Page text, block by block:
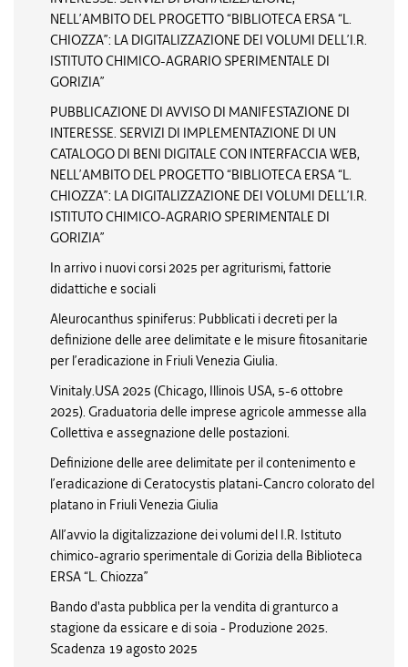
NELL’AMBITO DEL PROGETTO “BIBLIOTECA ERSA “L.
CHIOZZA”: LA DIGITALIZZAZIONE DEI VOLUMI DELL’I.R.
ISTITUTO CHIMICO-AGRARIO SPERIMENTALE DI
GORIZIA”
PUBBLICAZIONE DI AVVISO DI MANIFESTAZIONE DI
INTERESSE. SERVIZI DI IMPLEMENTAZIONE DI UN
CATALOGO DI BENI DIGITALE CON INTERFACCIA WEB,
NELL’AMBITO DEL PROGETTO “BIBLIOTECA ERSA “L.
CHIOZZA”: LA DIGITALIZZAZIONE DEI VOLUMI DELL’I.R.
ISTITUTO CHIMICO-AGRARIO SPERIMENTALE DI
GORIZIA”
In arrivo i nuovi corsi 2025 per agriturismi, fattorie
didattiche e sociali
Aleurocanthus spiniferus: Pubblicati i decreti per la
definizione delle aree delimitate e le misure fitosanitarie
per l’eradicazione in Friuli Venezia Giulia.
Vinitaly.USA 2025 (Chicago, Illinois USA, 5-6 ottobre
2025). Graduatoria delle imprese agricole ammesse alla
Collettiva e assegnazione delle postazioni.
Definizione delle aree delimitate per il contenimento e
l’eradicazione di Ceratocystis platani-Cancro colorato del
platano in Friuli Venezia Giulia
All’avvio la digitalizzazione dei volumi del I.R. Istituto
chimico-agrario sperimentale di Gorizia della Biblioteca
ERSA “L. Chiozza”
Bando d'asta pubblica per la vendita di granturco a
stagione da essicare e di soia - Produzione 2025.
Scadenza 19 agosto 2025